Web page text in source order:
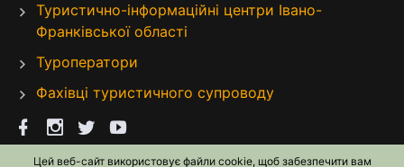
Цей веб-сайт використовує файли cookie, щоб забезпечити вам
Туристично-інформаційні центри Івано-
Франківської області
Туроператори
Фахівці туристичного супроводу